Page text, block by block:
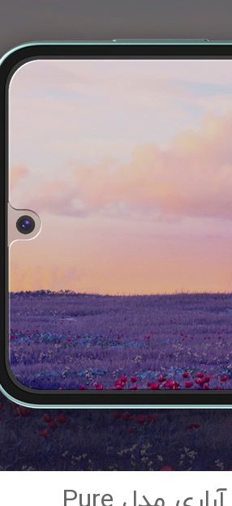
محافظت در برابر خراش ‌ها و ضربات
کاربران ناخوشایند باشد.